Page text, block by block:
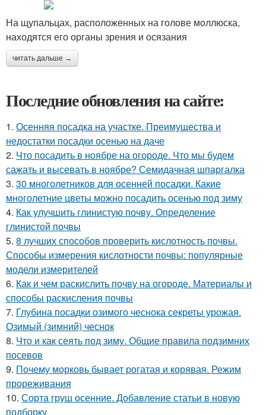
На щупальцах, расположенных на голове моллюска,
находятся его органы зрения и осязания
читать дальше →
Последние обновления на сайте:
1. Осенняя посадка на участке. Преимущества и
недостатки посадки осенью на даче
2. Что посадить в ноябре на огороде. Что мы будем
сажать и высевать в ноябре? Семидачная шпаргалка
3. 30 многолетников для осенней посадки. Какие
многолетние цветы можно посадить осенью под зиму
4. Как улучшить глинистую почву. Определение
глинистой почвы
5. 8 лучших способов проверить кислотность почвы.
Способы измерения кислотности почвы: популярные
модели измерителей
6. Как и чем раскислить почву на огороде. Материалы и
способы раскисления почвы
7. Глубина посадки озимого чеснока секреты урожая.
Озимый (зимний) чеснок
8. Что и как сеять под зиму. Общие правила подзимних
посевов
9. Почему морковь бывает рогатая и корявая. Режим
прореживания
10. Сорта груш осенние. Добавление статьи в новую
подборку